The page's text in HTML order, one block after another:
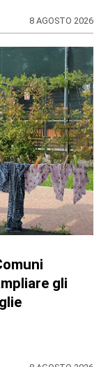
31 LUGLIO 2026